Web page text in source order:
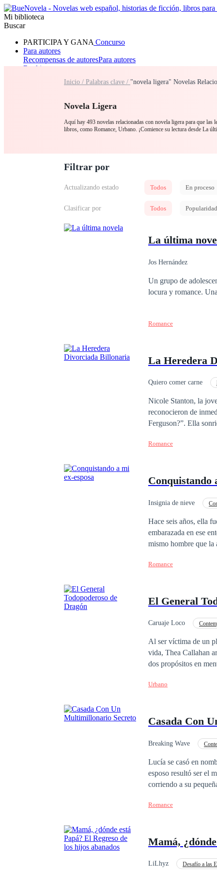
Mi biblioteca
Buscar
PARTICIPA Y GANA Concurso
Para autores
Recompensas de autoresPara autores
Ranking
RomanceHombre loboMafia
Inicio / Palabras clave / "novela ligera" Novelas
Novela Ligera
Aquí hay 493 novelas relacionadas con novela ligera para que las
libros, como Romance, Urbano. ¡Comience su lectura desde La
Filtrar por
Actualizando estado Todos En proceso
Clasificar por Todos Popularidad
La última
Jos Hernández
Un grupo de
locura y romance.
Romance
La Heredera
Quiero comer carne
Nicole Stanton, la
reconocieron de
Ferguson?”. Ella
Antes de que la
Romance
Conquistando
Insignia de nieve
Hace seis años, ella
embarazada en ese
mismo hombre que la
rosas dicen que una
¡Papá dice que te va
Romance
El General
Caruaje Loco
Al ser víctima de un
vida, Thea Callahan arrastró a James
dos propósitos en mente. Recompensarle a Thea por salvarle la vida y vengarse de quienes
él, tendrá el mundo
Urbano
Casada Con
Breaking Wave
Lucía se casó en
esposo resultó ser el
corriendo a su
dijo que yo era su
Romance
Mamá,
LiLhyz Desafío a las